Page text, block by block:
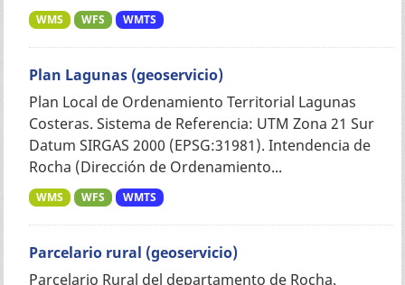
WMS WFS WMTS
Plan Lagunas (geoservicio)
Plan Local de Ordenamiento Territorial Lagunas
Costeras. Sistema de Referencia: UTM Zona 21 Sur
Datum SIRGAS 2000 (EPSG:31981). Intendencia de
Rocha (Dirección de Ordenamiento...
WMS WFS WMTS
Parcelario rural (geoservicio)
Parcelario Rural del departamento de Rocha.